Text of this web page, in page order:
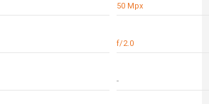
50 Mpx
f/2.0
-